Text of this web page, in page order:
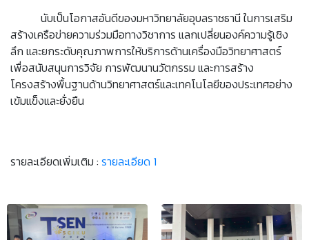
นับเป็นโอกาสอันดีของมหาวิทยาลัยอุบลราชธานี ในการเสริม
สร้างเครือข่ายความร่วมมือทางวิชาการ แลกเปลี่ยนองค์ความรู้เชิง
ลึก และยกระดับคุณภาพการให้บริการด้านเครื่องมือวิทยาศาสตร์
เพื่อสนับสนุนการวิจัย การพัฒนานวัตกรรม และการสร้าง
โครงสร้างพื้นฐานด้านวิทยาศาสตร์และเทคโนโลยีของประเทศอย่าง
เข้มแข็งและยั่งยืน
รายละเอียดเพิ่มเติม : รายละเอียด 1